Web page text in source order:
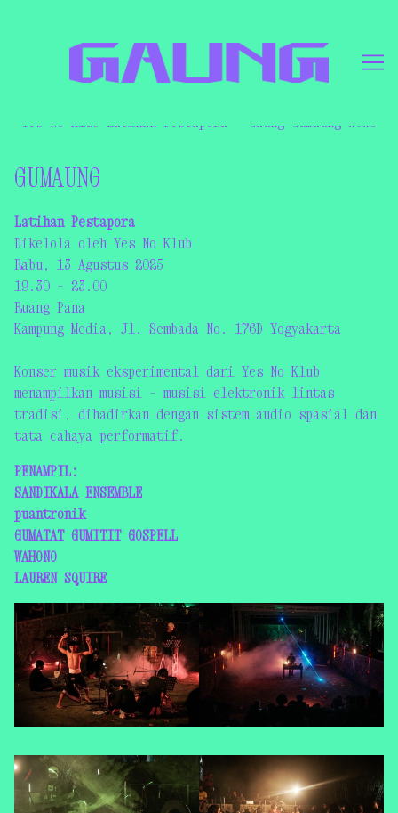
Yes No Klub Latihan Pestapora – Gaung Gumaung 2025
GUMAUNG
Latihan Pestapora
Dikelola oleh Yes No Klub
Rabu, 13 Agustus 2025
19.30 – 23.00
Ruang Pana
Kampung Media, Jl. Sembada No. 176D Yogyakarta
Konser musik eksperimental dari Yes No Klub
menampilkan musisi – musisi elektronik lintas
tradisi, dihadirkan dengan sistem audio spasial dan
tata cahaya performatif.
PENAMPIL:
SANDIKALA ENSEMBLE
puantronik
GUMATAT GUMITIT GOSPELL
WAHONO
LAUREN SQUIRE